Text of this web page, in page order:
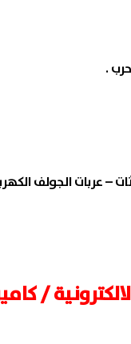
– عربات الجولف
/